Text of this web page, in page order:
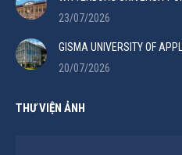
23/07/2026
GISMA UNIVERSITY OF
20/07/2026
THƯ VIỆN ẢNH